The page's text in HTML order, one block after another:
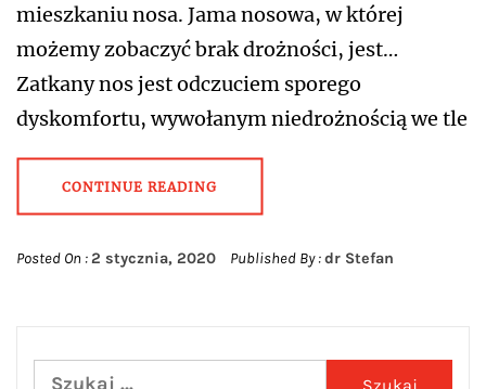
mieszkaniu nosa. Jama nosowa, w której
możemy zobaczyć brak drożności, jest…
Zatkany nos jest odczuciem sporego
dyskomfortu, wywołanym niedrożnością we tle
CONTINUE READING
Posted On :2 stycznia, 2020 Published By :dr Stefan
Szukaj: